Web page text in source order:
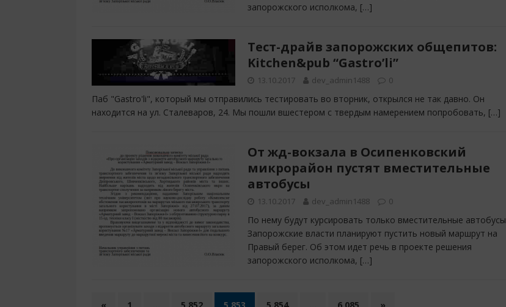
запорожского исполкома, […]
Тест-драйв запорожских общепитов:
Kitchen&pub “Gastro’li”
13.10.2017 dev_admin1488 0
Паб "Gastro'li", который мы отправились тестировать во вторник, открылся не так давно. Он
находится на ул. Сталеваров, 24. Мы пошли вшестером с твердым намерением попробовать, […]
От жд-вокзала в Осипенковский
микрорайон пустят вместительные
автобусы
13.10.2017 dev_admin1488 0
По нему будут курсировать только вместительные автобусы
Запорожские власти планируют пустить новый маршрут на
Правый берег. Об этом идет речь в проекте решения
запорожского исполкома, […]